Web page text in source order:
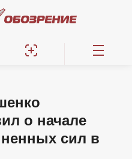
о начале
сил в